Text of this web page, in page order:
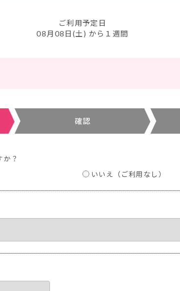
ご利用予定日
08月08日(土) から１週間
？
いいえ（ご利用なし）